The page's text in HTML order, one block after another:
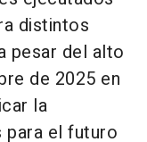
distintos
pesar del alto
de 2025 en
la
para el futuro